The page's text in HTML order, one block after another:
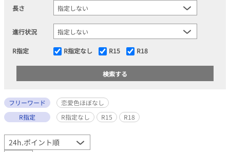
長さ
進行状況
R指定 R指定なし R15 R18
フリーワード
恋愛色ほぼなし
R指定
R指定なし R15 R18